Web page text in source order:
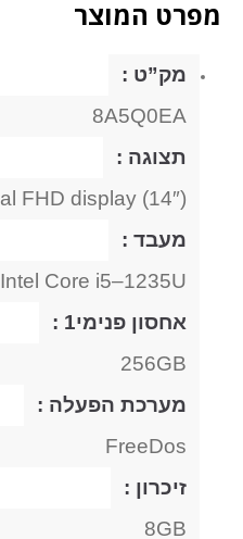
מפרט המוצר
מק”ט :
8A5Q0EA
תצוגה :
(14″) diagonal FHD display
מעבד :
‎Intel Core i5–1235U
אחסון פנימי1 :
256GB
מערכת הפעלה :
FreeDos
זיכרון :
8GB